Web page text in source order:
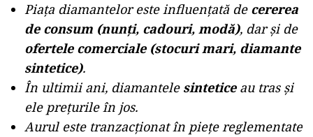
Piața diamantelor este influențată de cererea
de consum (nunți, cadouri, modă), dar și de
ofertele comerciale (stocuri mari, diamante
sintetice).
În ultimii ani, diamantele sinteticeau tras și
ele prețurile în jos.
Aurul este tranzacționat în piețe reglementate